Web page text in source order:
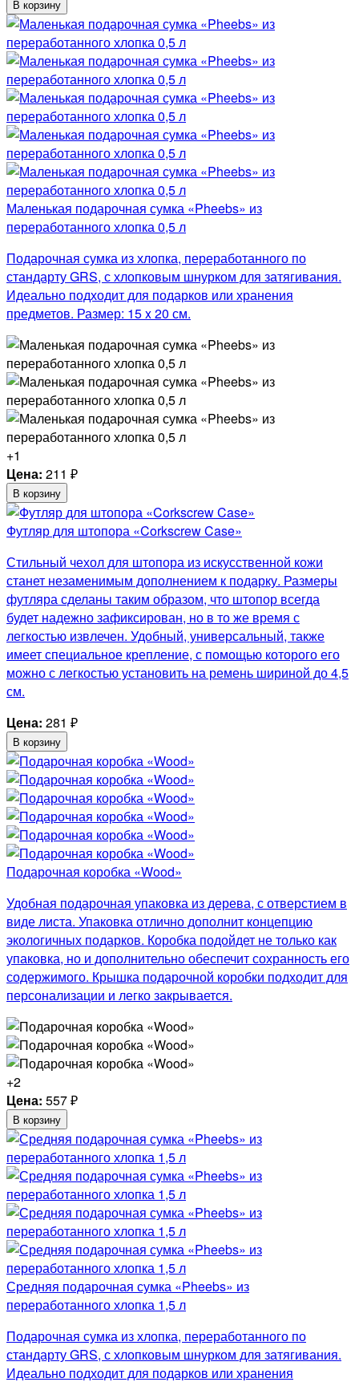
В корзину
Маленькая подарочная сумка «Pheebs» из
переработанного хлопка 0,5 л
Подарочная сумка из хлопка, переработанного по
стандарту GRS, с хлопковым шнурком для затягивания.
Идеально подходит для подарков или хранения
предметов. Размер: 15 x 20 см.
+1
Цена: 211 ₽
В корзину
Футляр для штопора «Corkscrew Case»
Стильный чехол для штопора из искусственной кожи
станет незаменимым дополнением к подарку. Размеры
футляра сделаны таким образом, что штопор всегда
будет надежно зафиксирован, но в то же время с
легкостью извлечен. Удобный, универсальный, также
имеет специальное крепление, с помощью которого его
можно с легкостью установить на ремень шириной до 4,5
см.
Цена: 281 ₽
В корзину
Подарочная коробка «Wood»
Удобная подарочная упаковка из дерева, с отверстием в
виде листа. Упаковка отлично дополнит концепцию
экологичных подарков. Коробка подойдет не только как
упаковка, но и дополнительно обеспечит сохранность его
содержимого. Крышка подарочной коробки подходит для
персонализации и легко закрывается.
+2
Цена: 557₽
В корзину
Средняя подарочная сумка «Pheebs» из
переработанного хлопка 1,5 л
Подарочная сумка из хлопка, переработанного по
стандарту GRS, с хлопковым шнурком для затягивания.
Идеально подходит для подарков или хранения